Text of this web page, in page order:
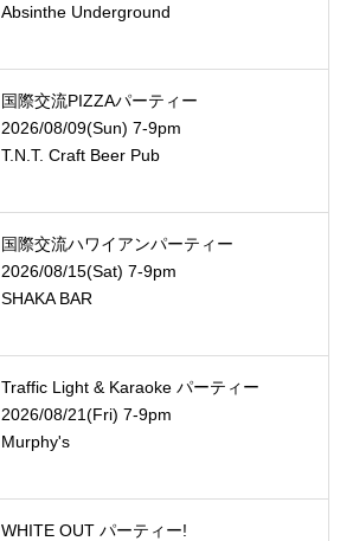
Absinthe Underground
国際交流PIZZAパーティー
2026/08/09(Sun) 7-9pm
T.N.T. Craft Beer Pub
国際交流ハワイアンパーティー
2026/08/15(Sat) 7-9pm
SHAKA BAR
Traffic Light & Karaoke パーティー
2026/08/21(Fri) 7-9pm
Murphy's
WHITE OUT パーティー!